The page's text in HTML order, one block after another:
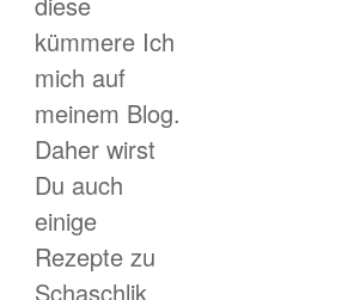
kümmere Ich
mich auf
meinem Blog.
Daher wirst
Du auch
einige
Rezepte zu
Schaschlik